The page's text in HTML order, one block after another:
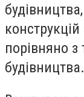
порівняно
будівництва.